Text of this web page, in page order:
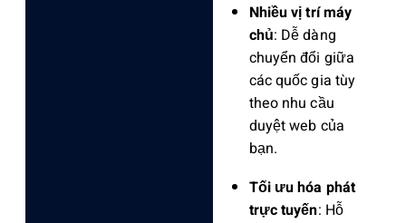
Nhiều vị trí máy
chủ: Dễ dàng
chuyển đổi giữa
các quốc gia tùy
theo nhu cầu
duyệt web của
bạn.
Tối ưu hóa phát
trực tuyến: Hỗ